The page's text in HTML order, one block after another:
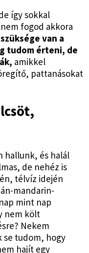
így sokkal
fogod akkora
van a
tudom érteni, de
amikkel
pattanásokat
hallunk, és halál
de nehéz is
télvíz idején
mandarin-
mint nap
nem költ
Nekem
se tudom, hogy
hajít egy